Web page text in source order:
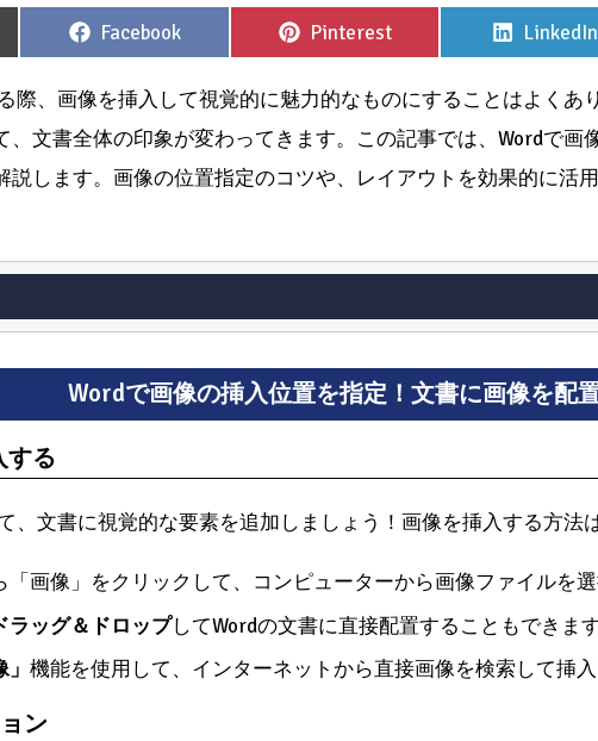
Share
on
Facebook
Share
on
Pinterest
Share
on
LinkedIn
際、画像を挿入して視覚的に魅力的なものにすることはよくあ
、文書全体の印象が変わってきます。この記事では、Wordで画
説します。画像の位置指定のコツや、レイアウトを効果的に活
Wordで画像の挿入位置を指定！文書に画像を配
する
、文書に視覚的な要素を追加しましょう！画像を挿入する方法
「画像」をクリックして、コンピューターから画像ファイルを選
ラッグ＆ドロップしてWordの文書に直接配置することもできます
機能を使用して、インターネットから直接画像を検索して挿入
ン